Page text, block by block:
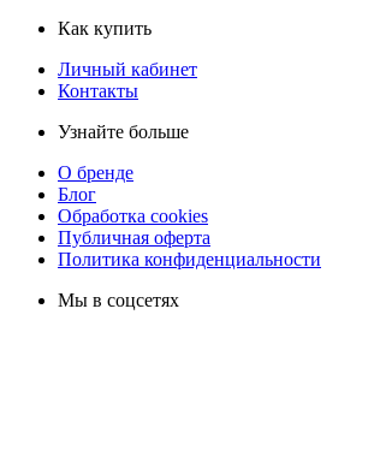
Как купить
Личный кабинет
Контакты
Узнайте больше
О бренде
Блог
Обработка cookies
Публичная оферта
Политика конфиденциальности
Мы в соцсетях